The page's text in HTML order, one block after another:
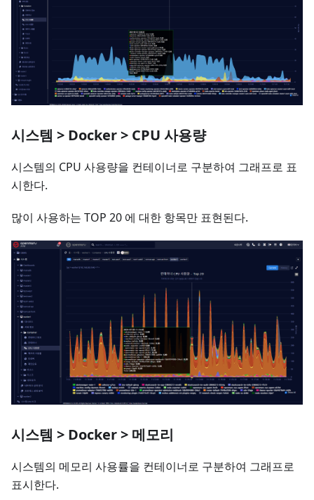
시스템 > Docker > CPU 사용량
시스템의 CPU 사용량을 컨테이너로 구분하여 그래프로 표
시한다.
많이 사용하는 TOP 20 에 대한 항목만 표현된다.
시스템 > Docker > 메모리
시스템의 메모리 사용률을 컨테이너로 구분하여 그래프로
표시한다.